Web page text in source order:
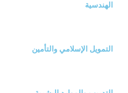
الهندسية
التمويل الإسلامي والتأمين